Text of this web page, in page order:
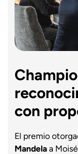
con
El premio
Mandelaa